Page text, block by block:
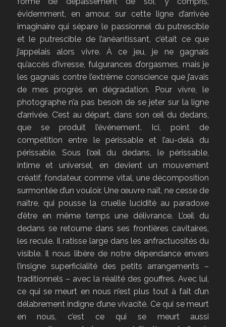
évidemment, en amour, sur cette ligne d’arrivée
imaginaire qui sépare le passionnel du putrescible
et le putrescible de l’anéantissant, c’était ce que
j’appelais alors vivre. À ce jeu, je ne gagnais
qu’accès d’ivresse, fulgurances d’orgasmes, mais je
les gagnais contre l’extrême conscience que j’avais
de mes progrès en dégradation. Pour vivre, le
photographe n’a pas besoin de se jeter sur la ligne
d’arrivée. C’est au départ, dans son œil du dedans,
que se produit l’événement. Ici, point de
compétition entre le périssable et l’au-delà du
périssable. Sous l’œil du dedans, le périssable,
intime et universel, en devient un mouvement
créatif, fondateur, comme vital, une décomposition
surmontée d’un vouloir. Une œuvre naît, ne cesse de
naître, qui pousse la cruelle lucidité au paradoxe
d’être en même temps une délivrance. L’œil du
dedans se retourne dans ses frontières cavitaires,
les recule. Il ratisse large dans les anfractuosités du
visible. Il nous libère de notre dépendance envers
l’insigne superficialité des petits arrangements –
traditionnels – avec la réalité des gouffres. Avec lui,
ce qui se meurt en nous n’est plus tout à fait d’un
délabrement indigne d’une vivacité. Ce qui se meurt
en nous, c’est ce qui se meurt aussi